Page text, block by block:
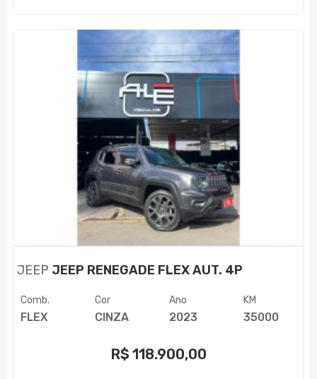
JEEP JEEP RENEGADE FLEX AUT. 4P
Comb.
FLEX
Cor
CINZA
Ano
2023
KM
35000
R$ 118.900,00